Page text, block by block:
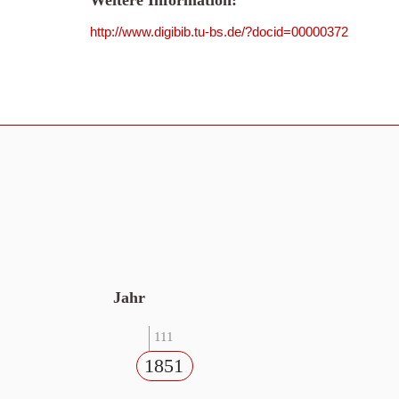
http://www.digibib.tu-bs.de/?docid=00000372
Jahr
111
1851